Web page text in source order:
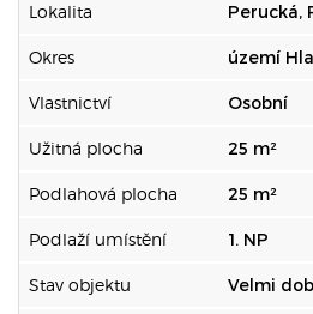
Lokalita Perucká,
Okres území
Vlastnictví Osobní
Užitná plocha 25 m²
Podlahová plocha 25 m²
Podlaží umístění 1. NP
Stav objektu Velmi